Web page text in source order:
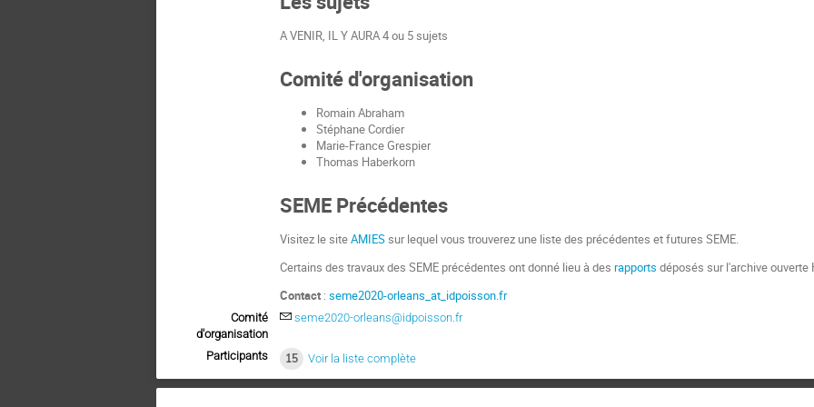
A VENIR, IL Y AURA 4 ou 5 sujets
Comité d'organisation
Romain Abraham
Stéphane Cordier
Marie-France Grespier
Thomas Haberkorn
SEME Précédentes
Visitez le siteAMIESsur lequel vous trouverez une liste des précédentes et futures SEME.
Certains des travaux des SEME précédentes ont donné lieu à desrapports déposés sur l'archive ouverte
Contact :seme2020-orleans_at_idpoisson.fr
Comité
d'organisation
seme2020-orleans@idpoisson.fr
Participants 15 Voir la liste complète